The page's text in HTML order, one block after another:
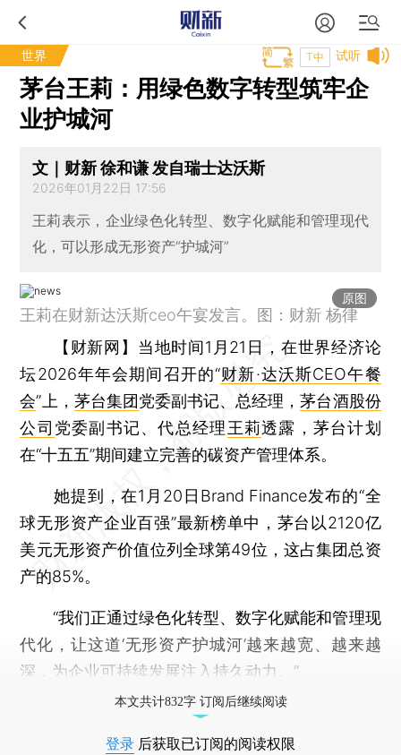
世界 试听
T中
茅台王莉：用绿色数字转型筑牢企
业护城河
文｜财新 徐和谦 发自瑞士达沃斯
2026年01月22日 17:56
王莉表示，企业绿色化转型、数字化赋能和管理现代
化，可以形成无形资产“护城河”
原图
王莉在财新达沃斯ceo午宴发言。图：财新 杨律
【财新网】 当地时间1月21日，在世界经济论
坛2026年年会期间召开的“财新·达沃斯CEO午餐
会”上， 茅台集团党委副书记、总经理，茅台酒股份
公司 党委副书记、代总经理王莉透露，茅台计划
在“十五五”期间建立完善的碳资产管理体系。
她提到，在1月20日Brand Finance发布的“全
球无形资产企业百强”最新榜单中，茅台以2120亿
美元无形资产价值位列全球第49位，这占集团总资
产的85%。
“我们正通过绿色化转型、数字化赋能和管理现
代化，让这道‘无形资产护城河’越来越宽、越来越
深，为企业可持续发展注入持久动力。”
本文共计832字 订阅后继续阅读
登录 后获取已订阅的阅读权限